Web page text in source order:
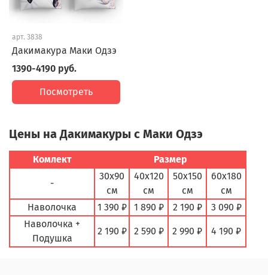
арт. 3838
Дакимакура Маки Одзэ
1390-4190 руб.
Посмотреть
Цены на Дакимакуры с Маки Одзэ
Комлект Размер
-
30х90
см
40х120
см
50х150
см
60х180
см
Наволочка
1 390 ₽ 1 890 ₽ 2 190 ₽
3 090 ₽
Наволочка +
Подушка
2 190 ₽ 2 590 ₽ 2 990 ₽ 4 190 ₽